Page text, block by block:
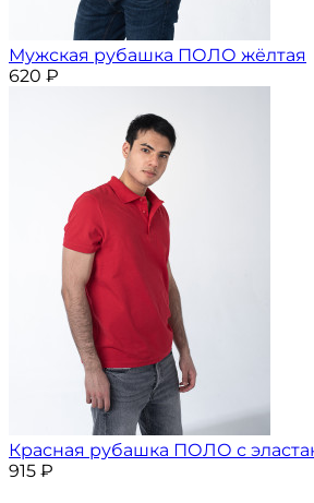
Мужская рубашка ПОЛО жёлтая
620 ₽
Красная рубашка ПОЛО с
915 ₽